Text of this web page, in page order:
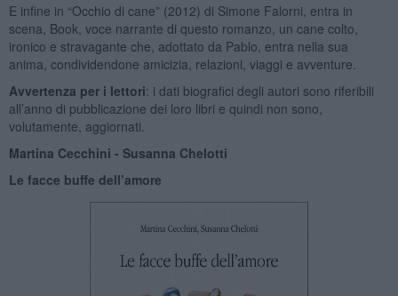
E infine in “Occhio di cane” (2012) di Simone Falorni, entra in
scena, Book, voce narrante di questo romanzo, un cane colto,
ironico e stravagante che, adottato da Pablo, entra nella sua
anima, condividendone amicizia, relazioni, viaggi e avventure.
Avvertenza per i lettori: i dati biografici degli autori sono riferibili
all’anno di pubblicazione dei loro libri e quindi non sono,
volutamente, aggiornati.
Martina Cecchini - Susanna Chelotti
Le facce buffe dell’amore